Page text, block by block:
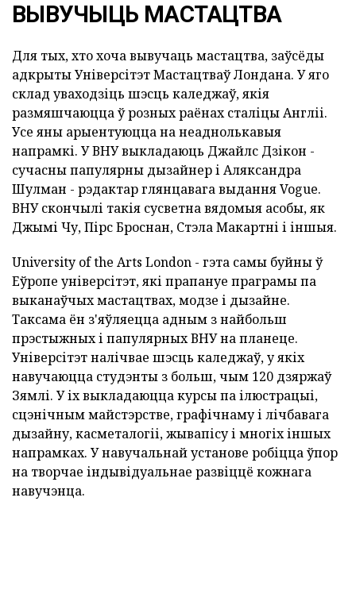
ВЫВУЧЫЦЬ МАСТАЦТВА
Для тых, хто хоча вывучаць мастацтва, заўсёды
адкрыты Універсітэт Мастацтваў Лондана. У яго
склад уваходзіць шэсць каледжаў, якія
размяшчаюцца ў розных раёнах сталіцы Англіі.
Усе яны арыентуюцца на неаднолькавыя
напрамкі. У ВНУ выкладаюць Джайлс Дзікон -
сучасны папулярны дызайнер і Аляксандра
Шулман - рэдактар глянцавага выдання Vogue.
ВНУ скончылі такія сусветна вядомыя асобы, як
Джымі Чу, Пірс Броснан, Стэла Макартні і іншыя.
University of the Arts London - гэта самы буйны ў
Еўропе універсітэт, які прапануе праграмы па
выканаўчых мастацтвах, модзе і дызайне.
Таксама ён з'яўляецца адным з найбольш
прэстыжных і папулярных ВНУ на планеце.
Універсітэт налічвае шэсць каледжаў, у якіх
навучаюцца студэнты з больш, чым 120 дзяржаў
Зямлі. У іх выкладаюцца курсы па ілюстрацыі,
сцэнічным майстэрстве, графічнаму і лічбавага
дызайну, касметалогіі, жывапісу і многіх іншых
напрамках. У навучальнай установе робіцца ўпор
на творчае індывідуальнае развіццё кожнага
навучэнца.